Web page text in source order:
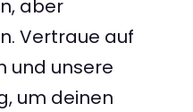
aber
Vertraue auf
und unsere
um deinen